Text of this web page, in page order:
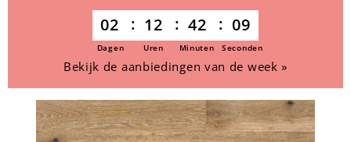
02 12 42 09
Dagen Uren Minuten Seconden
Bekijk de aanbiedingen van de week »